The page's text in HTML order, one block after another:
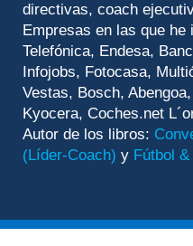
directivas, coach
Empresas en las que he
Telefónica, Endesa,
Infojobs, Fotocasa,
Vestas, Bosch,
Kyocera, Coches.net
Autor de los libros:
(Líder-Coach) y Fútbol